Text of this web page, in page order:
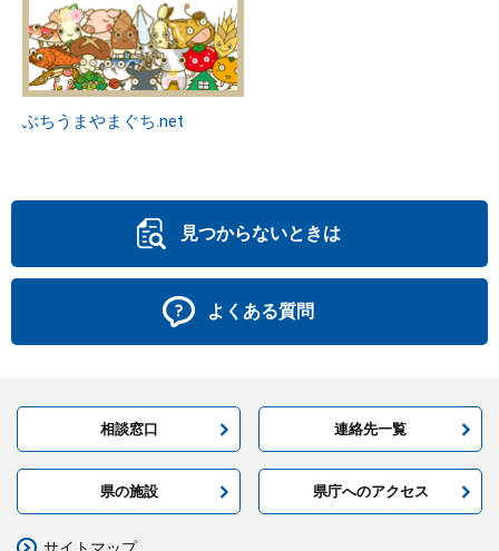
ぶちうまやまぐち.net
見つからないときは
よくある質問
相談窓口 連絡先一覧
県の施設 県庁へのアクセス
サイトマップ